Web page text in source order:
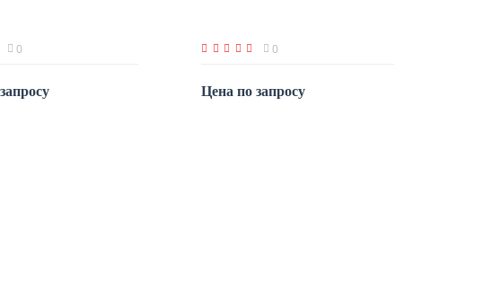
0 0
Цена по запросу